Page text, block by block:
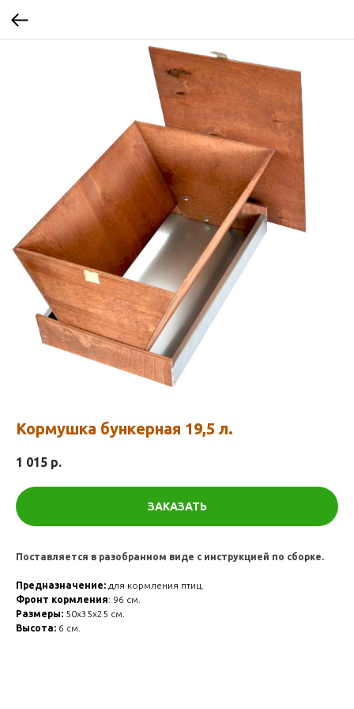
Кормушка бункерная 19,5 л.
1 015 р.
ЗАКАЗАТЬ
Поставляется в разобранном виде с инструкцией по сборке.
Предназначение: для кормления птиц.
Фронт кормления: 96 см.
Размеры: 50х35х25 см.
Высота: 6 см.